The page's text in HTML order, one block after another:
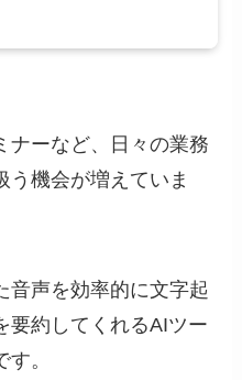
ナーなど、日々の業務
う機会が増えていま
音声を効率的に文字起
要約してくれるAIツー
。